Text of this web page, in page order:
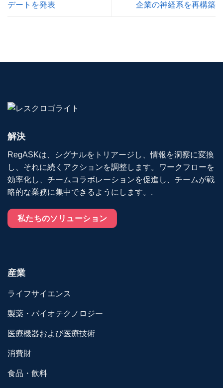
デートを発表
企業の神経系を再構築
解決
RegASKは、シグナルをトリアージし、情報を洞察に変換
し、それに続くアクションを調整します。ワークフローを
効率化し、チームコラボレーションを促進し、チームが戦
略的な業務に集中できるようにします。.
私たちのソリューション
産業
ライフサイエンス
製薬・バイオテクノロジー
医療機器および医療技術
消費財
食品・飲料